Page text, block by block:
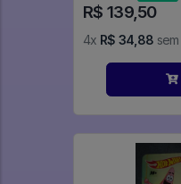
R$ 139,50
4x R$ 34,88